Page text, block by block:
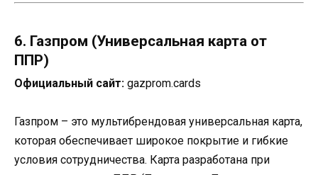
6. Газпром (Универсальная карта от
ППР)
Официальный сайт: gazprom.cards
Газпром – это мультибрендовая универсальная карта,
которая обеспечивает широкое покрытие и гибкие
условия сотрудничества. Карта разработана при